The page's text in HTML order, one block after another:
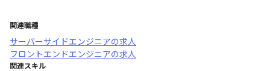
関連職種
サーバーサイドエンジニアの求人
フロントエンドエンジニアの求人
関連スキル